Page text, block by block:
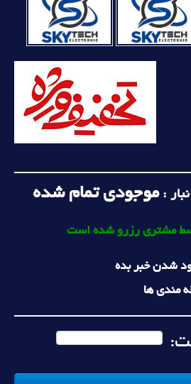
:موجودی تمام شده
مشتری رزرو شده است
شدن خبر بده
مندی ها